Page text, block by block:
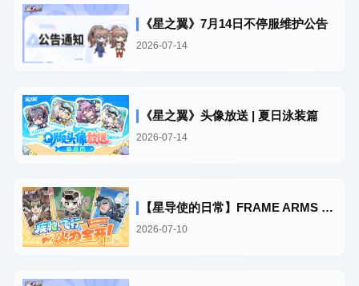
《星之翼》7月14日不停服维护公告
2026-07-14
《星之翼》头像放送 | 夏日泳装篇
2026-07-14
【星导使的日常】FRAME ARMS GIRL篇丨疾驰、飞行、火力全开！
2026-07-10